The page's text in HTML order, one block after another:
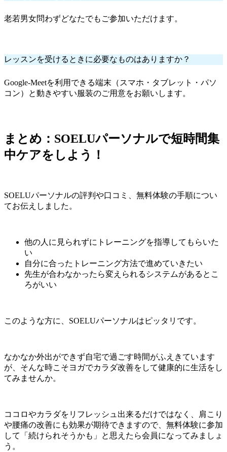
老若男女問わずどなたでもご参加いただけます。
レッスンを受けるときに必要なものはありますか？
Google-Meetを利用できる端末（スマホ・タブレット・パソ
コン）と動きやすい服装のご用意をお願いします。
まとめ：SOELUパーソナルで短時間集
中ケアをしよう！
SOELUパーソナルの評判や口コミ、無料体験の手順につい
てお伝えしました。
他の人に見られずにトレーニングを指導してもらいた
い
自分に合ったトレーニング方法で進めていきたい
先生が合わなかったら変えられるシステムがあるとこ
ろがいい
このような方に、SOELUパーソナルはピッタリです。
なかなか外出ができず自宅で過ごす時間がふえきています
が、そんな時こそヨガでカラダ改善をして健康的に生活をし
てみませんか。
ココロやカラダをリフレッシュ出来るだけではなく、肩こり
や腰痛の改善にも効果が期待できますので、無料体験に参加
して「続けられそうかも」と思えたら会員になってみましょ
う。